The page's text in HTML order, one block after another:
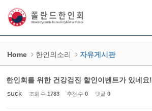
Home 한인의소리 자유게시판
한인회를 위한 건강검진 할인이벤트가 있네요!
suck
조회 수 1783 추천 수 0 댓글 0